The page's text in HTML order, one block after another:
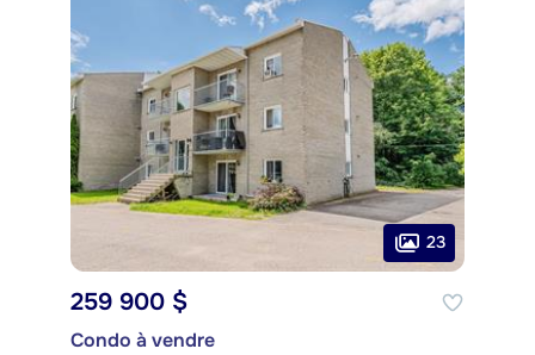
23
259 900 $
Condo à vendre